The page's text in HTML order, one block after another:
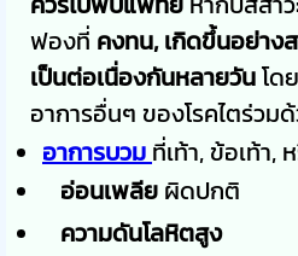
ฟองที่ คงทน, เกิดขึ้นอย่าง
เป็นต่อเนื่องกันหลายวันโด
อาการอื่นๆ ของโรคไตร่วม
อาการบวม ที่เท้า, ข้อเท้า,
อ่อนเพลีย ผิดปกติ
ความดันโลหิตสูง